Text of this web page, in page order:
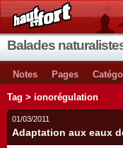
Balades
Notes Pages
Tag > ionorégulation
01/03/2011
Adaptation aux eaux